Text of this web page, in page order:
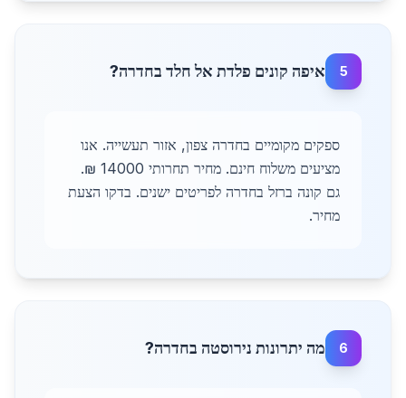
5 איפה קונים פלדת אל חלד בחדרה?
ספקים מקומיים בחדרה צפון, אזור תעשייה. אנו
מציעים משלוח חינם. מחיר תחרותי 14000 ₪.
גם קונה ברזל בחדרה לפריטים ישנים. בדקו הצעת
מחיר.
6 מה יתרונות נירוסטה בחדרה?